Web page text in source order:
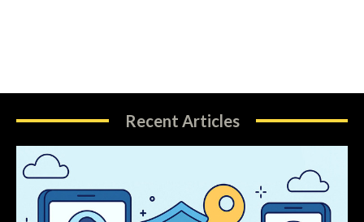
Recent Articles